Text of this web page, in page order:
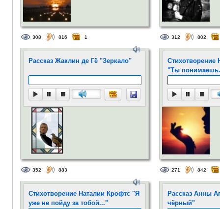
308 816 1 312 802
Рассказ Жаклин де Гё "Зеркало"
352 883
Стихотворение
"Ты
271 842
Стихотворение Наталии Крофтс "Я
уже не пойду за тобой..."
Рассказ Анны
чёрный"